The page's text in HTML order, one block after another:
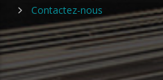
Contactez-nous